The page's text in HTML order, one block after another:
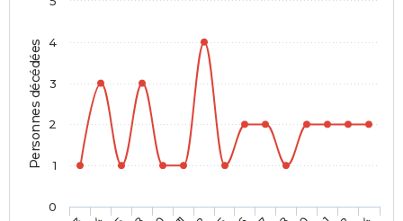
Personnes décédées
0
1
2
3
4